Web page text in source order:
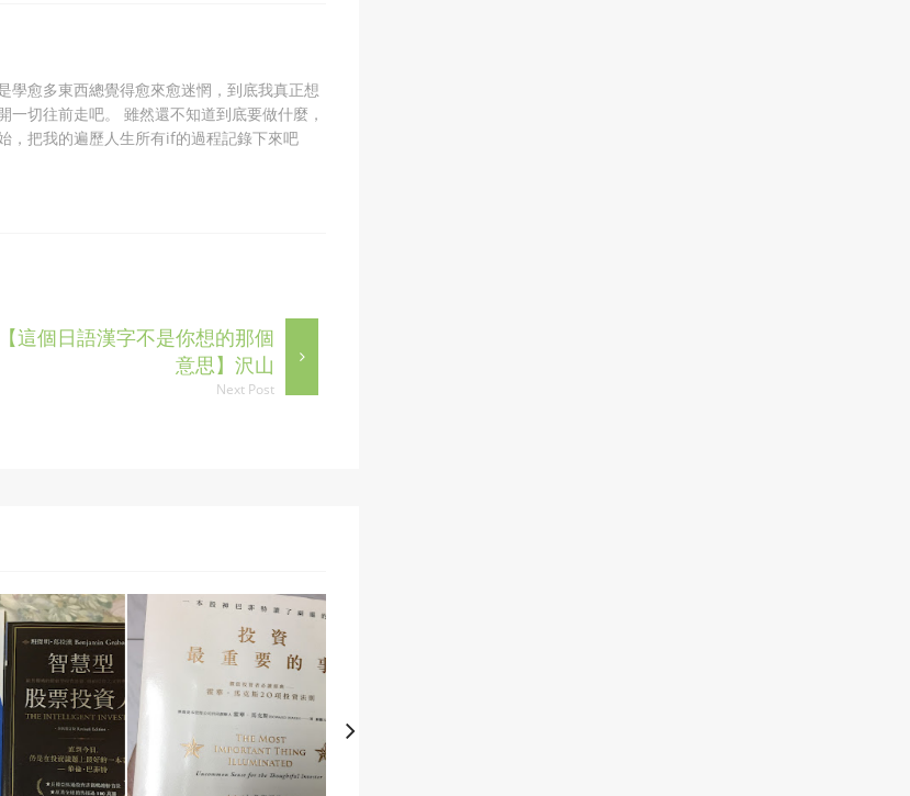
學愈多東西總覺得愈來愈迷惘，到底我真正想
切往前走吧。 雖然還不知道到底要做什麼，
，把我的遍歷人生所有if的過程記錄下來吧
【這個日語漢字不是你想的那個
意思】沢山
Next Post